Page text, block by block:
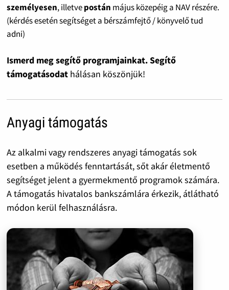
személyesen, illetvepostán május közepéig a NAV részére.
(kérdés esetén segítséget a bérszámfejtő / könyvelő tud
adni)
Ismerd meg segítő programjainkat. Segítő
támogatásodat hálásan köszönjük!
Anyagi támogatás
Az alkalmi vagy rendszeres anyagi támogatás sok
esetben a működés fenntartását, sőt akár életmentő
segítséget jelent a gyermekmentő programok számára.
A támogatás hivatalos bankszámlára érkezik, átlátható
módon kerül felhasználásra.